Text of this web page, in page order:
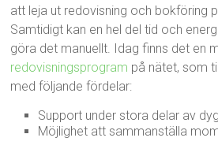
att leja ut redovisning och bokföring
Samtidigt kan en hel del tid och
göra det manuellt. Idag finns det en
redovisningsprogram på nätet, som
med följande fördelar:
Support under stora delar av
Möjlighet att sammanställa